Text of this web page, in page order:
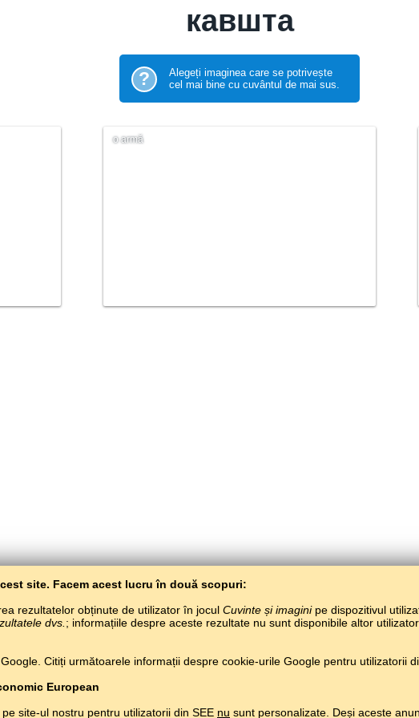
site. Facem acest lucru în două scopuri:
rezultatelor obținute de utilizator în jocul Cuvinte și imaginipe dispozitivul
dvs. ; informațiile despre aceste rezultate nu sunt disponibile altor
Citiți următoarele informații despre cookie-urile Google pentru utilizatorii
European
site-ul nostru pentru utilizatorii din SEE nu sunt personalizate. Deși aceste
кавшта
?
Alegeți imaginea care se potrivește
cel mai bine cu cuvântul de mai sus.
o armă
Învață limba mari de munte gratuit. Joacă și învață limba mari de munte pe net. #